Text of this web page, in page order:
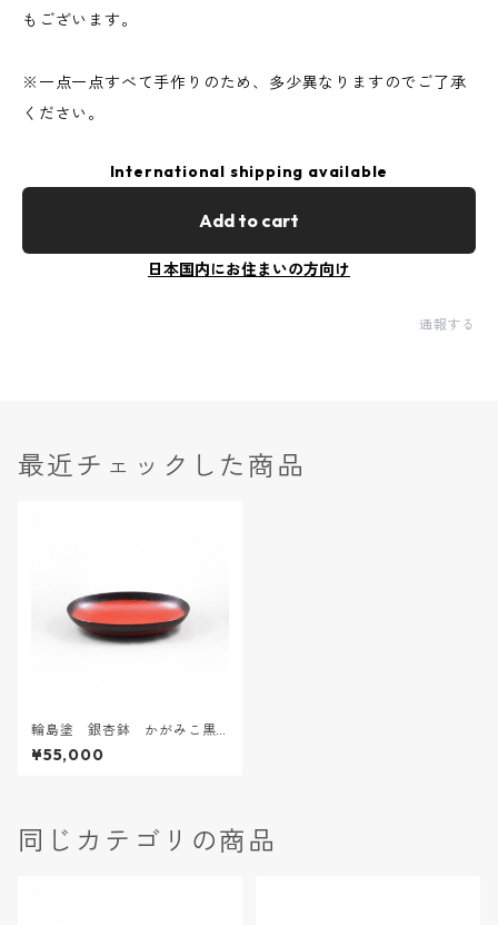
もございます。
※一点一点すべて手作りのため、多少異なりますのでご了承
ください。
International shipping available
Add to cart
日本国内にお住まいの方向け
通報する
最近チェックした商品
輪島塗 銀杏鉢 かがみこ黒
朱ぼかし L
¥55,000
同じカテゴリの商品